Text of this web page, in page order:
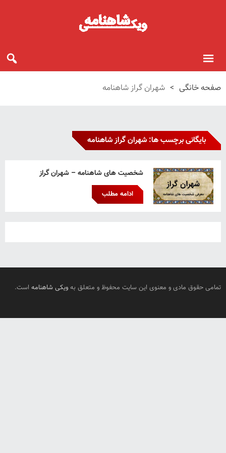
صفحه خانگی > شهران گراز شاهنامه
بایگانی برچسب ها: شهران گراز شاهنامه
شخصیت های شاهنامه – شهران گراز
ادامه مطلب
تمامی حقوق مادی و معنوی این سایت محفوظ و متعلق به ویکی شاهنامه است.